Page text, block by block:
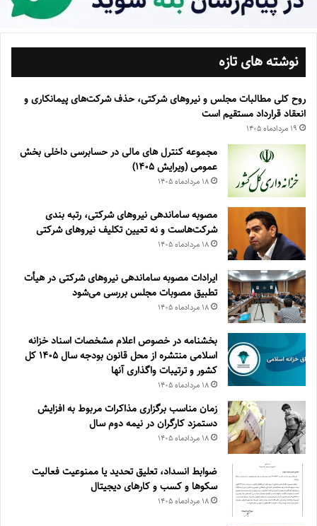
نوشته های تازه
روح کلی مطالبات مجلس و نیروهای شرکتی، حذف شرکت‌های پیمانکاری و
انعقاد قرارداد مستقیم است
۱۹ مرداد‌ماه ۱۴۰۵
مجموعه کنترل های مالی در حسابرسی داخلی بخش
عمومی (ویرایش ۱۴۰۵)
۱۸ مرداد‌ماه ۱۴۰۵
مصوبه ساماندهی نیرو‌های شرکتی، رتبه بندی
شرکت‌هاست و نه تعیین تکلیف نیروهای شرکتی
۱۸ مرداد‌ماه ۱۴۰۵
ایرادات مصوبه ساماندهی نیروهای شرکتی در هیأت
تطبیق مصوبات مجلس بررسی می‌شود
۱۸ مرداد‌ماه ۱۴۰۵
بخشنامه در خصوص اعلام مشخصات اسناد خزانه
اسلامی منتشره از محل قانون بودجه سال ۱۴۰۵ کل
کشور و ترتیبات واگذاری آنها
۱۸ مرداد‌ماه ۱۴۰۵
زمان مناسب برگزاری مذاکرات مربوط به افزایش
دستمزد کارگران در نیمه دوم سال
۱۸ مرداد‌ماه ۱۴۰۵
ضوابط انسداد، تعليق تحديد يا ممنوعيت فعاليت
سكوها و كسب و كارهای ديجيتال
۱۸ مرداد‌ماه ۱۴۰۵